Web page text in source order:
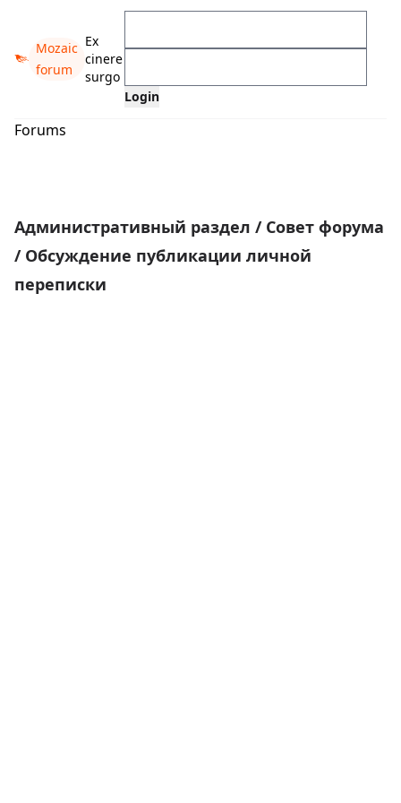
Mozaic
forum
Ex
cinere
surgo
Forums
Административный раздел / Совет форума
/ Обсуждение публикации личной
переписки